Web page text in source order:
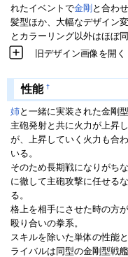
れたイベントで金剛と合わ
髪型ほか、大幅なデザイン
とカラーリング以外はほぼ
旧デザイン画像を開く
性能 †
姉と一緒に実装された金剛型
主砲発射と共に火力が上昇
が、上昇していく火力も合
いる。
そのため長期戦になりがち
に徹して主砲攻撃に任せる
る。
格上を相手にさせた時の方
殴り合いの拳系。
スキルを除いた単体の性能
ライバルは同型の金剛型戦